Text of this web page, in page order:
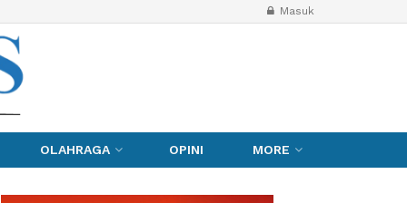
Masuk
OLAHRAGA OPINI MORE